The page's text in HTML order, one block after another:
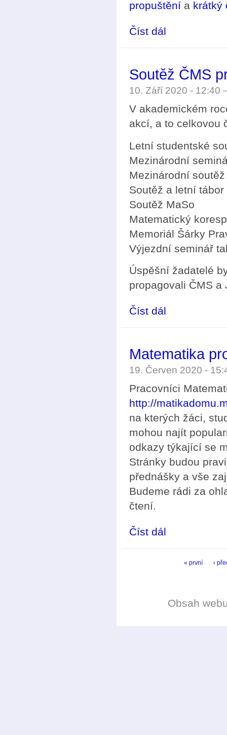
propuštění a krátký
Číst dál
Soutěž ČMS
10. Září 2020 -
V akademickém
akcí, a to celkovou
Letní studentské
Mezinárodní
Mezinárodní
Soutěž a letní tábor
Soutěž MaSo
Matematický
Memoriál Šárky
Výjezdní seminář
Úspěšní žadatelé
propagovali ČMS a
Číst dál
Matematika
19. Červen 2020 -
Pracovníci
http://
na kterých žáci,
mohou najít
odkazy týkající se
Stránky budou
přednášky a vše
Budeme rádi za
čtení.
Číst dál
« první ‹
Obsah